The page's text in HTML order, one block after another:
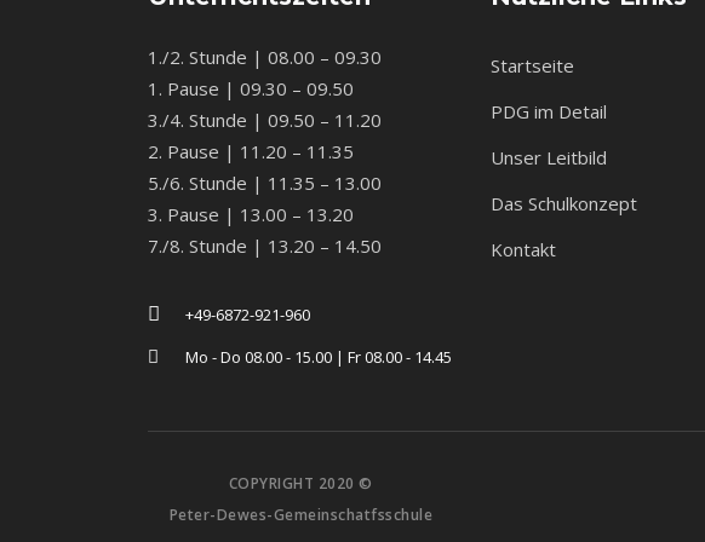
1./2. Stunde | 08.00 – 09.30
1. Pause | 09.30 – 09.50
3./4. Stunde | 09.50 – 11.20
2. Pause | 11.20 – 11.35
5./6. Stunde | 11.35 – 13.00
3. Pause | 13.00 – 13.20
7./8. Stunde | 13.20 – 14.50
+49-6872-921-960
Mo - Do 08.00 - 15.00 | Fr 08.00 - 14.45
Startseite
PDG im Detail
Unser Leitbild
Das Schulkonzept
Kontakt
COPYRIGHT 2020 ©
Peter-Dewes-Gemeinschatfsschule